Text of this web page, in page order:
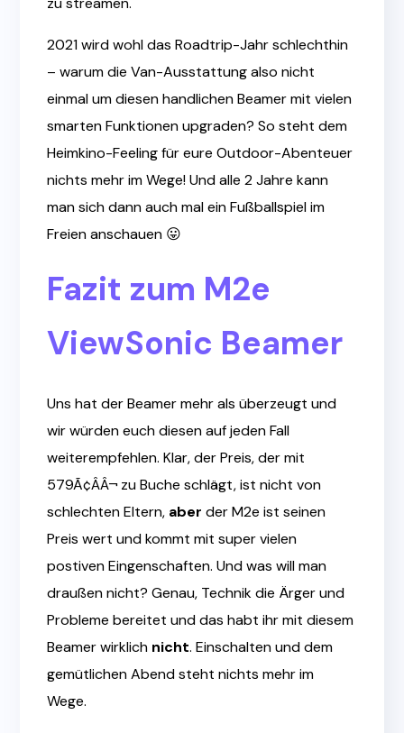
2021 wird wohl das Roadtrip-Jahr schlechthin
– warum die Van-Ausstattung also nicht
einmal um diesen handlichen Beamer mit vielen
smarten Funktionen upgraden? So steht dem
Heimkino-Feeling für eure Outdoor-Abenteuer
nichts mehr im Wege! Und alle 2 Jahre kann
man sich dann auch mal ein Fußballspiel im
Freien anschauen 😛
Fazit zum M2e
ViewSonic Beamer
Uns hat der Beamer mehr als überzeugt und
wir würden euch diesen auf jeden Fall
weiterempfehlen. Klar, der Preis, der mit
579Ã¢ÂÂ¬ zu Buche schlägt, ist nicht von
schlechten Eltern, aber der M2e ist seinen
Preis wert und kommt mit super vielen
postiven Eingenschaften. Und was will man
draußen nicht? Genau, Technik die Ärger und
Probleme bereitet und das habt ihr mit diesem
Beamer wirklich nicht. Einschalten und dem
gemütlichen Abend steht nichts mehr im
Wege.